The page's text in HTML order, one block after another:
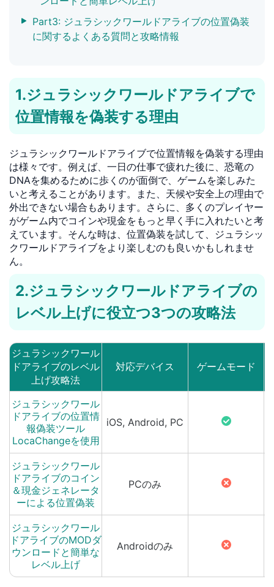
Part3: ジュラシックワールドアライブの位置偽装
に関するよくある質問と攻略情報
1.ジュラシックワールドアライブで
位置情報を偽装する理由
ジュラシックワールドアライブで位置情報を偽装する理由
は様々です。例えば、一日の仕事で疲れた後に、恐竜の
DNAを集めるために歩くのが面倒で、ゲームを楽しみた
いと考えることがあります。また、天候や安全上の理由で
外出できない場合もあります。さらに、多くのプレイヤー
がゲーム内でコインや現金をもっと早く手に入れたいと考
えています。そんな時は、位置偽装を試して、ジュラシッ
クワールドアライブをより楽しむのも良いかもしれませ
ん。
2.ジュラシックワールドアライブの
レベル上げに役立つ3つの攻略法
ジュラシックワール
ドアライブのレベル
上げ攻略法
対応デバイス ゲームモード
ジュラシックワール
ドアライブの位置情
報偽装ツール
LocaChangeを使用
iOS, Android, PC
ジュラシックワール
ドアライブのコイン
＆現金ジェネレータ
ーによる位置偽装
PCのみ
ジュラシックワール
ドアライブのMODダ
ウンロードと簡単な
レベル上げ
Androidのみ